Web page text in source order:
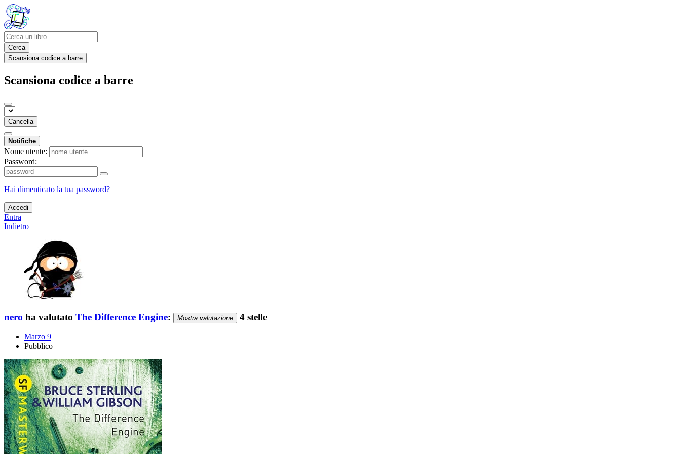
Cerca
Scansiona codice a barre
Scansiona codice a barre
Cancella
Notifiche
Nome utente:
Password:
Hai dimenticato la tua password?
Accedi
Entra
Indietro
nero ha valutato The Difference Engine: Mostra valutazione 4 stelle
Marzo 9
Pubblico